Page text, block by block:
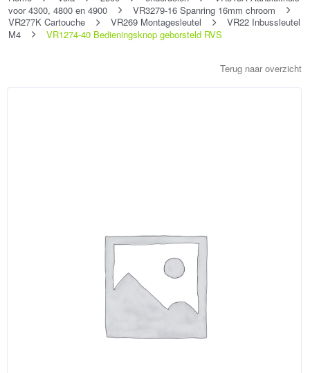
voor 4300, 4800 en 4900
VR3279-16 Spanring 16mm chroom
VR277K Cartouche
VR269 Montagesleutel
VR22 Inbussleutel
M4
VR1274-40 Bedieningsknop geborsteld RVS
Terug naar overzicht